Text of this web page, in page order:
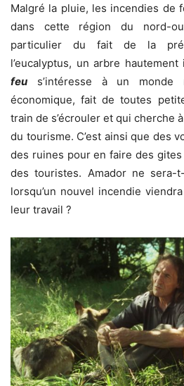
Malgré la pluie, les incendies de
dans cette région du nord-
particulier du fait de la
l’eucalyptus, un arbre hautement
feu s’intéresse à un
économique, fait de toutes
train de s’écrouler et qui cherche
du tourisme. C’est ainsi que des
des ruines pour en faire des gites
des touristes. Amador ne sera-
lorsqu’un nouvel incendie
leur travail ?